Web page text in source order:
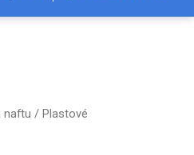
naftu / Plastové